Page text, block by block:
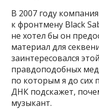
В 2007 году
к фронтмену Black
не хотел бы он
материал для
заинтересовался
правдоподобных
по которым я до
ДНК подскажет,
музыкант.